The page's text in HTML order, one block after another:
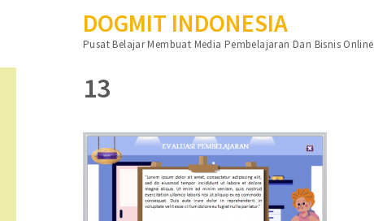
konten
DOGMIT INDONESIA
Pusat Belajar Membuat Media Pembelajaran Dan Bisnis Online
13